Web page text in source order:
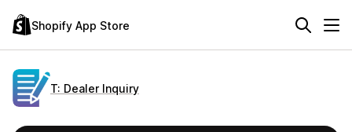
Shopify App Store
T: Dealer Inquiry